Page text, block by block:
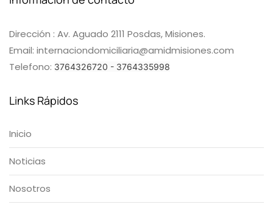
Dirección : Av. Aguado 2111 Posdas, Misiones.
Email: internaciondomiciliaria@amidmisiones.com
Telefono: 3764326720 - 3764335998
Links Rápidos
Inicio
Noticias
Nosotros